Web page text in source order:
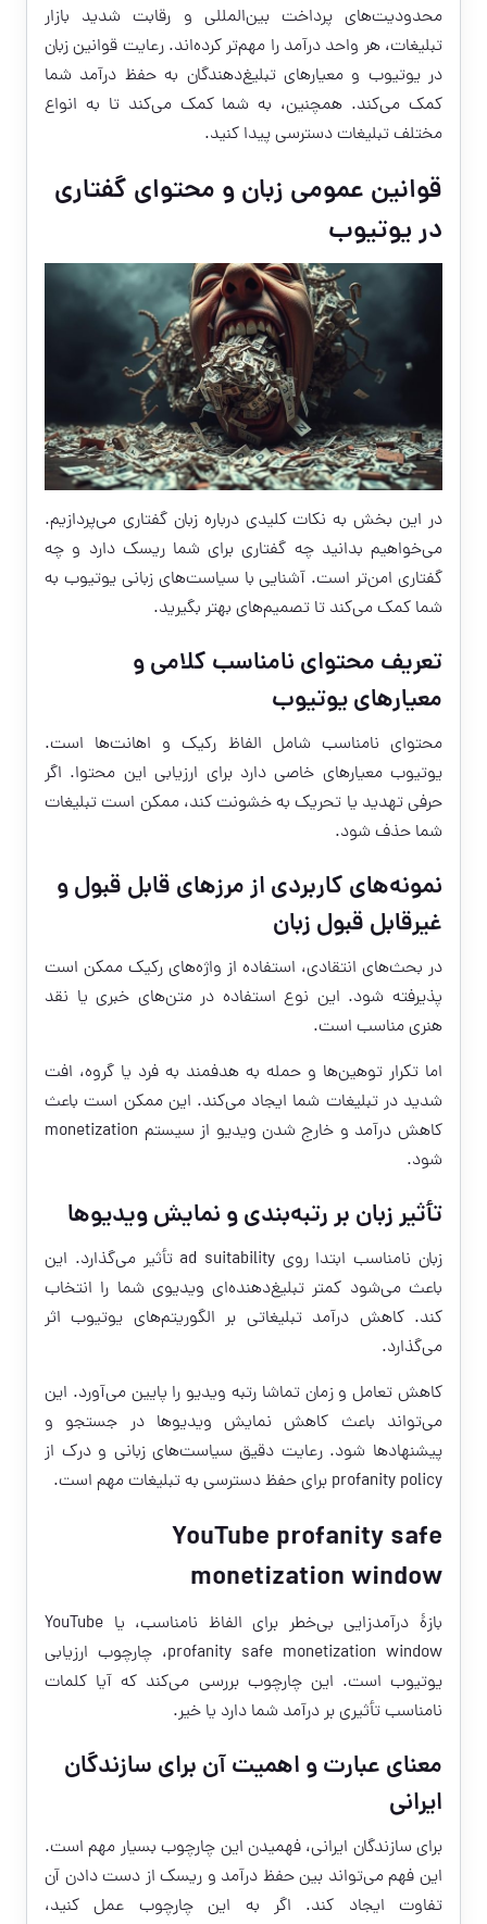
محدودیت‌های پرداخت بین‌المللی و رقابت شدید بازار
تبلیغات، هر واحد درآمد را مهم‌تر کرده‌اند. رعایت قوانین زبان
در یوتیوب و معیارهای تبلیغ‌دهندگان به حفظ درآمد شما
کمک می‌کند. همچنین، به شما کمک می‌کند تا به انواع
مختلف تبلیغات دسترسی پیدا کنید.
قوانین عمومی زبان و محتوای گفتاری
در یوتیوب
در این بخش به نکات کلیدی درباره زبان گفتاری می‌پردازیم.
می‌خواهیم بدانید چه گفتاری برای شما ریسک دارد و چه
گفتاری امن‌تر است. آشنایی با سیاست‌های زبانی یوتیوب به
شما کمک می‌کند تا تصمیم‌های بهتر بگیرید.
تعریف محتوای نامناسب کلامی و
معیارهای یوتیوب
محتوای نامناسب شامل الفاظ رکیک و اهانت‌ها است.
یوتیوب معیارهای خاصی دارد برای ارزیابی این محتوا. اگر
حرفی تهدید یا تحریک به خشونت کند، ممکن است تبلیغات
شما حذف شود.
نمونه‌های کاربردی از مرزهای قابل قبول و
غیرقابل قبول زبان
در بحث‌های انتقادی، استفاده از واژه‌های رکیک ممکن است
پذیرفته شود. این نوع استفاده در متن‌های خبری یا نقد
هنری مناسب است.
اما تکرار توهین‌ها و حمله به هدفمند به فرد یا گروه، افت
شدید در تبلیغات شما ایجاد می‌کند. این ممکن است باعث
کاهش درآمد و خارج شدن ویدیو از سیستم monetization
شود.
تأثیر زبان بر رتبه‌بندی و نمایش ویدیوها
زبان نامناسب ابتدا روی ad suitability تأثیر می‌گذارد. این
باعث می‌شود کمتر تبلیغ‌دهنده‌ای ویدیوی شما را انتخاب
کند. کاهش درآمد تبلیغاتی بر الگوریتم‌های یوتیوب اثر
می‌گذارد.
کاهش تعامل و زمان تماشا رتبه ویدیو را پایین می‌آورد. این
می‌تواند باعث کاهش نمایش ویدیوها در جستجو و
پیشنهادها شود. رعایت دقیق سیاست‌های زبانی و درک از
profanity policy برای حفظ دسترسی به تبلیغات مهم است.
YouTube profanity safe
monetization window
بازهٔ درآمدزایی بی‌خطر برای الفاظ نامناسب، یا YouTube
profanity safe monetization window، چارچوب ارزیابی
یوتیوب است. این چارچوب بررسی می‌کند که آیا کلمات
نامناسب تأثیری بر درآمد شما دارد یا خیر.
معنای عبارت و اهمیت آن برای سازندگان
ایرانی
برای سازندگان ایرانی، فهمیدن این چارچوب بسیار مهم است.
این فهم می‌تواند بین حفظ درآمد و ریسک از دست دادن آن
تفاوت ایجاد کند. اگر به این چارچوب عمل کنید،